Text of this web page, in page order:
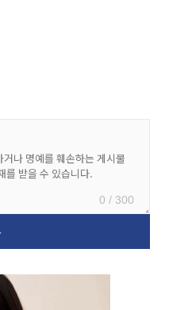
0 / 300